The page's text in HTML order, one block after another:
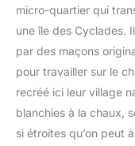
micro-quartier qui
une île des Cyclades.
par des maçons
pour travailler sur le
recréé ici leur village
blanchies à la chaux,
si étroites qu’on peut